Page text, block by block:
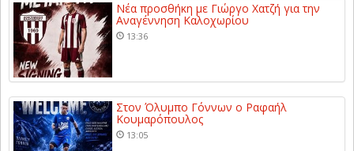
Νέα προσθήκη με Γιώργο Χατζή για την
Αναγέννηση Καλοχωρίου
13:36
Στον Όλυμπο Γόννων ο Ραφαήλ
Κουμαρόπουλος
13:05